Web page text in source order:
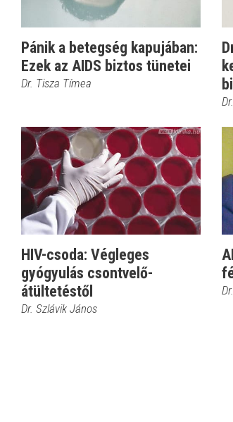
Pánik a betegség kapujában:
Ezek az AIDS biztos tünetei
Dr. Tisza Tímea
HIV-csoda: Végleges
gyógyulás csontvelő-
átültetéstől
Dr. Szlávik János